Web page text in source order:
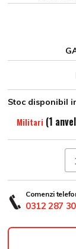
Stoc disponibil
Militari (1
Comenzi
0312 287